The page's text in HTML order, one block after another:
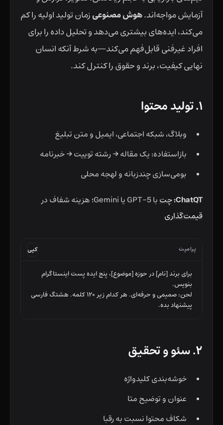
آزمایش مواجه‌اند.هوش مصنوعیزمان تولید اولیه را کم
می‌کند، ایده‌های بیشتری می‌دهد و تحلیل داده را برای
افراد غیرفنی قابل‌فهم می‌کند—به شرط آنکه انسان
نهایی کیفیت، برند و حقوق را کنترل کند.
۱. تولید محتوا
وبلاگ، شبکه اجتماعی، ایمیل و متن تبلیغ
بازاستفاده: یک مقاله → رشته توییت → خبرنامه
بومی‌سازی چندزبانه و لهجه محلی
ChatQT: چتبا GPT-5 یا Gemini؛ هزینه شفاف در
قیمت‌گذاری
پرامپت کپی
پیشنهاد بده.
۲. سئو و تحقیق
خوشه‌بندی کلیدواژه
عنوان و توضیح متا
شکاف محتوا نسبت به رقبا